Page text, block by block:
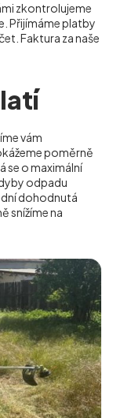
zkontrolujeme
Přijímáme platby
Faktura za naše
vám
poměrně
se o maximální
odpadu
dohodnutá
snížíme na